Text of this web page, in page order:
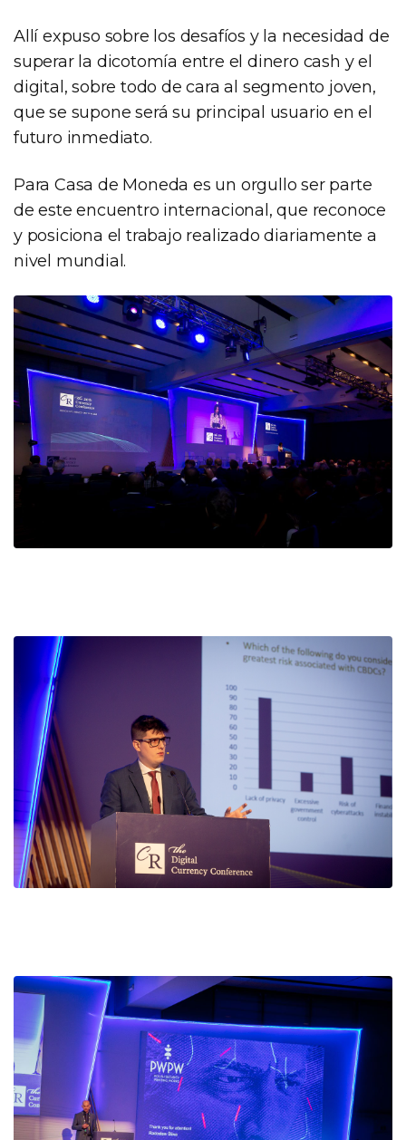
Allí expuso sobre los desafíos y la necesidad de
superar la dicotomía entre el dinero cash y el
digital, sobre todo de cara al segmento joven,
que se supone será su principal usuario en el
futuro inmediato.
Para Casa de Moneda es un orgullo ser parte
de este encuentro internacional, que reconoce
y posiciona el trabajo realizado diariamente a
nivel mundial.